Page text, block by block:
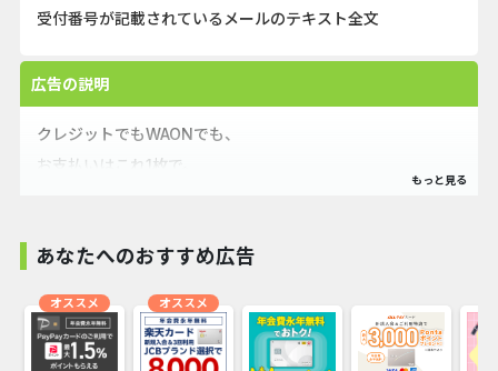
受付番号が記載されているメールのテキスト全文
広告の説明
クレジットでもWAONでも、
お支払いはこれ1枚で。
WAONPOINTがいつでも2倍！
あなたへのおすすめ広告
オススメ オススメ